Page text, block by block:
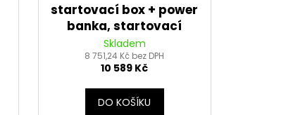
startovací box + power
banka, startovací
proud 4250A NOCO
BOOST GBX155 (USA)
Skladem
8 751,24 Kč bez DPH
10 589 Kč
DO KOŠÍKU